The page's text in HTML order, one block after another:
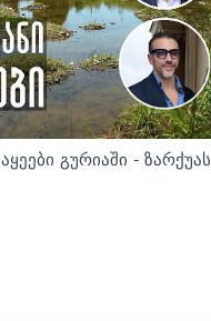
გურიაში - ზარქუას